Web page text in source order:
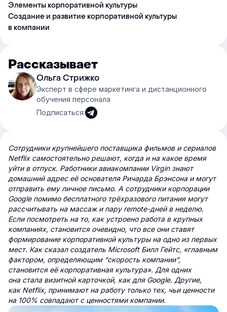
Элементы корпоративной культуры
Создание и развитие корпоративной культуры
в компании
Рассказывает
Ольга Стрижко
Эксперт в сфере маркетинга и дистанционного
обучения персонала
Подписаться:
Сотрудники крупнейшего поставщика фильмов и сериалов
Netflix самостоятельно решают, когда и на какое время
уйти в отпуск. Работники авиакомпании Virgin знают
домашний адрес её основателя Ричарда Брэнсона и могут
отправить ему личное письмо. А сотрудники корпорации
Google помимо бесплатного трёхразового питания могут
рассчитывать на массаж и пару remote-дней в неделю.
Если посмотреть на то, как устроено работа в крупных
компаниях, становится очевидно, что все они ставят
формирование корпоративной культуры на одно из первых
мест. Как сказал создатель Microsoft Билл Гейтс, «главным
фактором, определяющим “скорость компании”,
становится её корпоративная культура». Для одних
она стала визитной карточкой, как для Google. Другие,
как Netflix, принимают на работу только тех, чьи ценности
на 100% совпадают с ценностями компании.